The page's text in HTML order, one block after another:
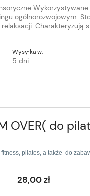
ogólnorozwojowym.
Charakteryzują
Wysyłka w:
5 dni
OVER( do
pilates, a także do
28,00 zł